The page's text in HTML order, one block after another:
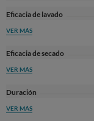
Eficacia de lavado
VER MÁS
Eficacia de secado
VER MÁS
Duración
VER MÁS